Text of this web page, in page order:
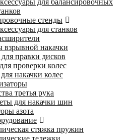
для балансировочных
стенды
для станков
взрывной накачки
правки дисков
проверки колес
накачки колес
третья рука
для накачки шин
азота
стяжка пружин
тележки